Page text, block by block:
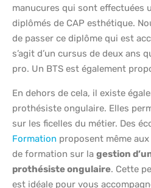
manucures qui sont effectuées
diplômés de CAP esthétique.
de passer ce diplôme qui est
s’agit d’un cursus de deux ans
pro. Un BTS est également
En dehors de cela, il existe
prothésiste ongulaire. Elles
sur les ficelles du métier. Des
Formation proposent même
de formation sur la gestion
prothésiste ongulaire. Cette
est idéale pour vous